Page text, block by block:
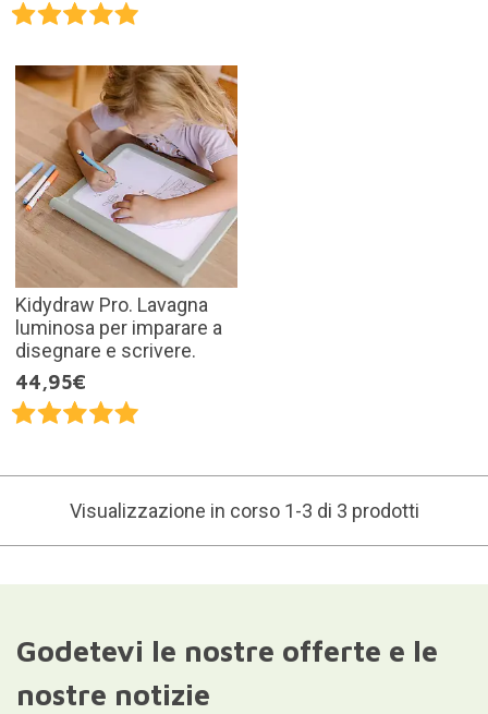
Kidydraw Pro. Lavagna
luminosa per imparare a
disegnare e scrivere.
44,95€
Visualizzazione in corso 1-3 di 3 prodotti
Godetevi le nostre offerte e le
nostre notizie